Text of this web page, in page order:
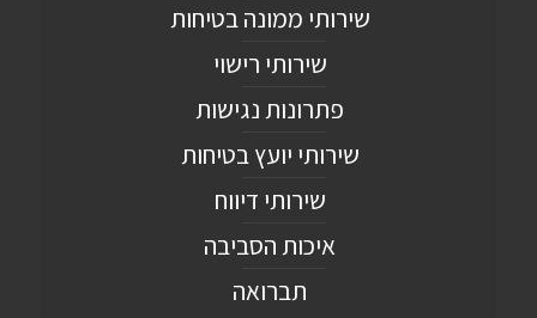
שירותי ממונה בטיחות
שירותי רישוי
פתרונות נגישות
שירותי יועץ בטיחות
שירותי דיווח
איכות הסביבה
תברואה